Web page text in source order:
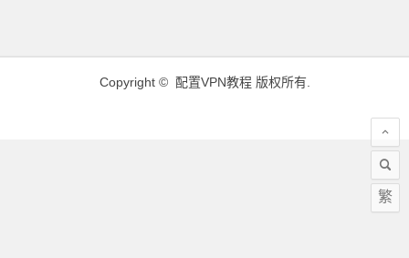
Copyright © 配置VPN教程版权所有.
繁